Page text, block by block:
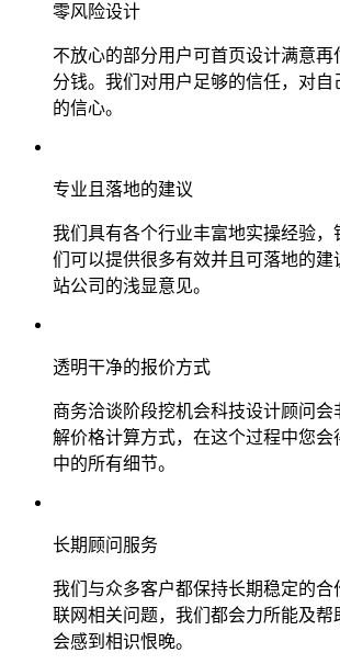
零风险设计
不放心的部分用户可首页设计满意再
分钱。我们对用户足够的信任，对自
的信心。
专业且落地的建议
我们具有各个行业丰富地实操经验，
们可以提供很多有效并且可落地的建
站公司的浅显意见。
透明干净的报价方式
商务洽谈阶段挖机会科技设计顾问会
解价格计算方式，在这个过程中您会
中的所有细节。
长期顾问服务
我们与众多客户都保持长期稳定的合
联网相关问题，我们都会力所能及帮
会感到相识恨晚。